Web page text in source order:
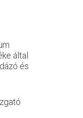
által
és